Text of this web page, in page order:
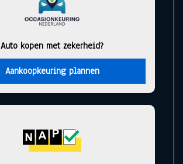
Auto kopen met zekerheid?
Aankoopkeuring plannen